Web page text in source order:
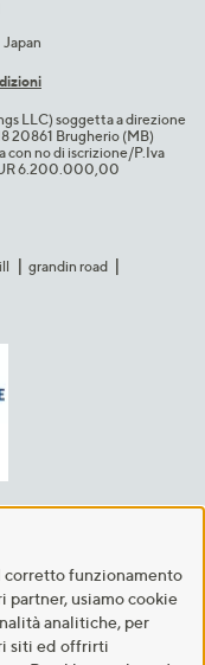
Japan
LLC) soggetta a direzione
20861 Brugherio (MB)​
con no di iscrizione/P.Iva
6.200.000,00​
grandin road
funzionamento
partner, usiamo cookie
analitiche, per
siti ed offrirti